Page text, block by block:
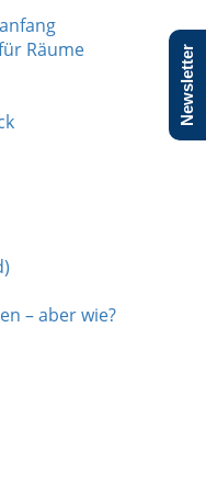
Räume
– aber wie?
Newsletter